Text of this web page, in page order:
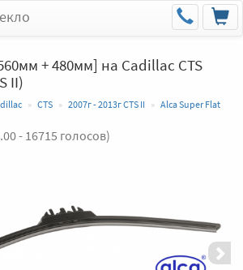
+ 480мм] на Cadillac CTS
II)
CTS 2007г - 2013г CTS II Alca Super Flat
- 16715 голосов)